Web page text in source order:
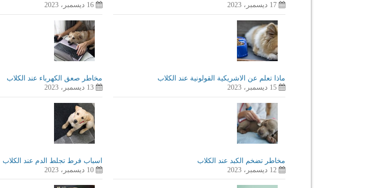
17 ديسمبر، 2023
16 ديسمبر، 2023
ماذا تعلم عن الاشريكية القولونية عند الكلاب
15 ديسمبر، 2023
مخاطر صعق الكهرباء عند الكلاب
13 ديسمبر، 2023
مخاطر تضخم الكبد عند الكلاب
12 ديسمبر، 2023
اسباب فرط تجلط الدم عند الكلاب
10 ديسمبر، 2023